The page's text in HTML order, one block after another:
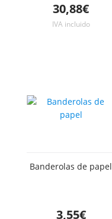
30,88€
IVA incluido
Banderolas de papel
3,55€